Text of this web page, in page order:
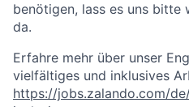
benötigen, lass es uns bitte
da.
Erfahre mehr über unser
vielfältiges und inklusives
https://jobs.zalando.com/